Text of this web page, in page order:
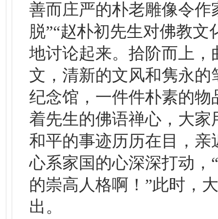
善而庄严的朴老雕像令
脱”“赵朴初先生对佛教
地讨论起来。拾阶而上
文，清新的文风和隽永的
纪念馆，一件件朴素的
着先生的佛语禅心，大
和平的事迹历历在目，
心系家国的心深深打动，
的崇高人格啊！”此时，
出。